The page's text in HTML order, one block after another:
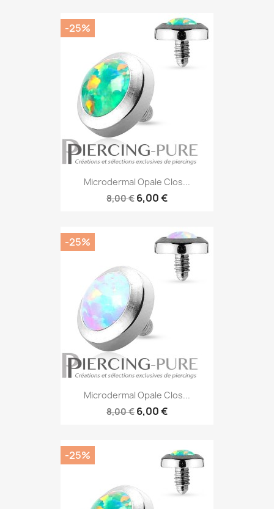
Microdermal Opale Clos...
8,00 € 6,00 €
-25%
Microdermal Opale Clos...
8,00 € 6,00 €
-25%
-25%